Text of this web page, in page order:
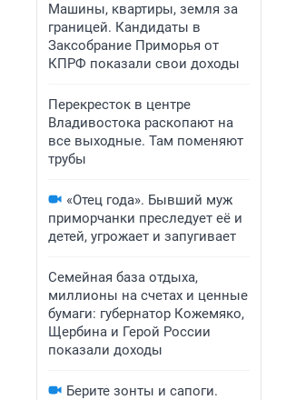
Машины, квартиры, земля за
границей. Кандидаты в
Заксобрание Приморья от
КПРФ показали свои доходы
Перекресток в центре
Владивостока раскопают на
все выходные. Там поменяют
трубы
«Отец года». Бывший муж
приморчанки преследует её и
детей, угрожает и запугивает
Семейная база отдыха,
миллионы на счетах и ценные
бумаги: губернатор Кожемяко,
Щербина и Герой России
показали доходы
Берите зонты и сапоги.